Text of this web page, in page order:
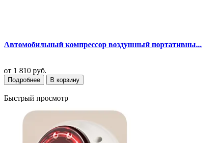
Автомобильный компрессор воздушный портативны...
от 1 810 руб.
Подробнее В корзину
Быстрый просмотр